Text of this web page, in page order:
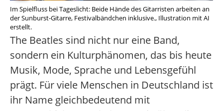
Im Spielfluss bei Tageslicht: Beide Hände des Gitarristen arbeiten an
der Sunburst-Gitarre, Festivalbändchen inklusive., Illustration mit AI
erstellt.
The Beatles sind nicht nur eine Band,
sondern ein Kulturphänomen, das bis heute
Musik, Mode, Sprache und Lebensgefühl
prägt. Für viele Menschen in Deutschland ist
ihr Name gleichbedeutend mit